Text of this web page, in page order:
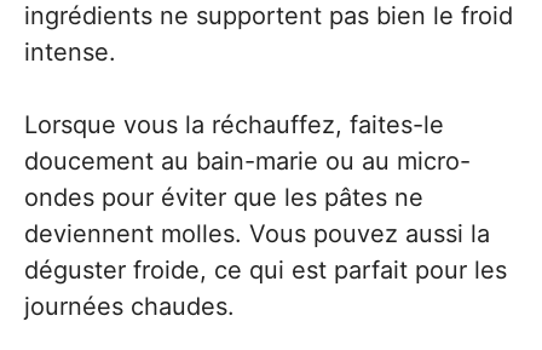
ingrédients ne supportent pas bien le froid
intense.
Lorsque vous la réchauffez, faites-le
doucement au bain-marie ou au micro-
ondes pour éviter que les pâtes ne
deviennent molles. Vous pouvez aussi la
déguster froide, ce qui est parfait pour les
journées chaudes.